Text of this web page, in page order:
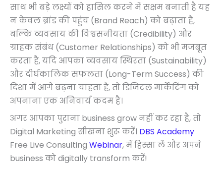
साथ भी बड़े लक्ष्यों को हासिल करने में सक्षम बनाती है यह
न केवल ब्रांड की पहुंच (Brand Reach) को बढ़ाता है,
बल्कि व्यवसाय की विश्वसनीयता (Credibility) और
ग्राहक संबंध (Customer Relationships) को भी मजबूत
करता है, यदि आपका व्यवसाय स्थिरता (Sustainability)
और दीर्घकालिक सफलता (Long-Term Success) की
दिशा में आगे बढ़ना चाहता है, तो डिजिटल मार्केटिंग को
अपनाना एक अनिवार्य कदम है।
अगर आपका पुराना business grow नहीं कर रहा है, तो
Digital Marketing सीखना शुरू करें। DBS Academy
Free Live Consulting Webinar, में हिस्सा लें और अपने
business को digitally transform करें!